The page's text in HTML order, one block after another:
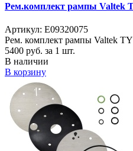
Рем.комплект рампы Valtek
Артикул: E09320075
Рем. комплект рампы Valtek
5400 руб. за 1 шт.
В наличии
В корзину